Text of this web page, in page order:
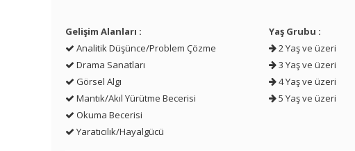
Gelişim Alanları :
Analitik Düşünce/Problem Çözme
Drama Sanatları
Görsel Algı
Mantık/Akıl Yürütme Becerisi
Okuma Becerisi
Yaratıcılık/Hayalgücü
Yaş Grubu :
2 Yaş ve üzeri
3 Yaş ve üzeri
4 Yaş ve üzeri
5 Yaş ve üzeri